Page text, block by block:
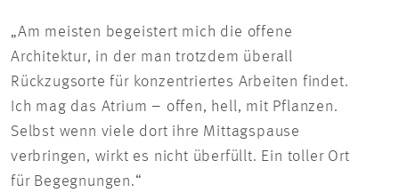
„Am meisten begeistert mich die offene
Architektur, in der man trotzdem überall
Rückzugsorte für konzentriertes Arbeiten findet.
Ich mag das Atrium – offen, hell, mit Pflanzen.
Selbst wenn viele dort ihre Mittagspause
verbringen, wirkt es nicht überfüllt. Ein toller Ort
für Begegnungen.“